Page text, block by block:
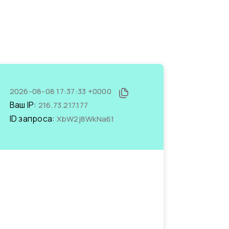
2026-08-08 17:37:33 +0000
Ваш IP: 216.73.217.177
ID запроса: XbW2j8WkNa61